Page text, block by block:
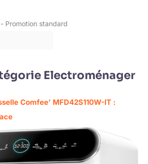
Electroménager
Comfee’ MFD42S110W-IT :